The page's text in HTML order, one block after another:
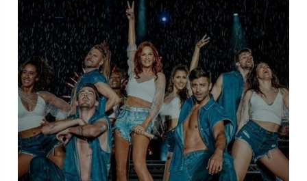
Köln
Arenatour
Spektakuläre Liveshow
EN SAVOIR +